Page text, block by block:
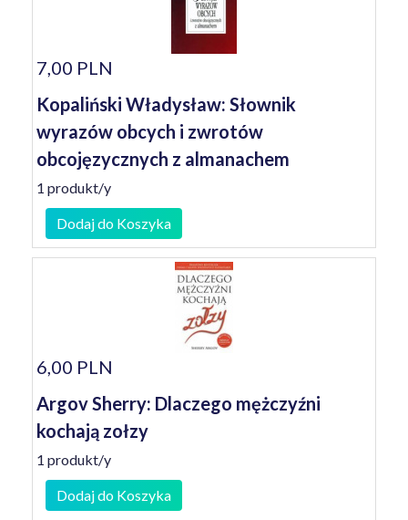
7,00 PLN
Kopaliński Władysław: Słownik
wyrazów obcych i zwrotów
obcojęzycznych z almanachem
1 produkt/y
Dodaj do Koszyka
6,00 PLN
Argov Sherry: Dlaczego mężczyźni
kochają zołzy
1 produkt/y
Dodaj do Koszyka